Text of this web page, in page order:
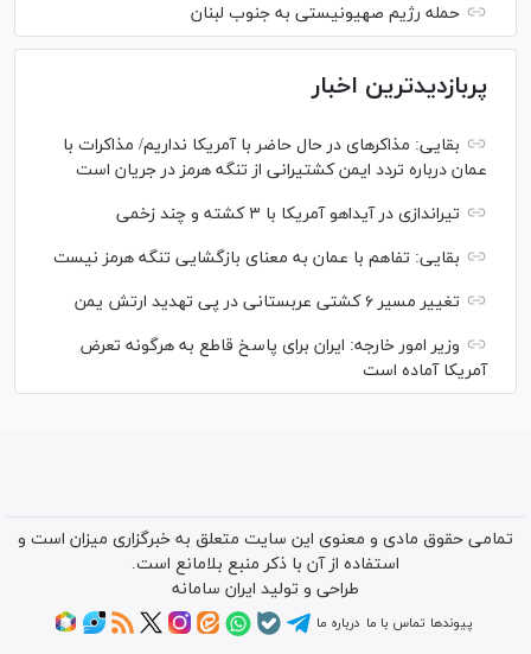
حمله رژیم صهیونیستی به جنوب لبنان
پربازدیدترین اخبار
بقایی: مذاکره‎ای در حال حاضر با آمریکا نداریم/ مذاکرات با
عمان درباره تردد ایمن کشتیرانی از تنگه هرمز در جریان است
تیراندازی در آیداهو آمریکا با ۳ کشته و چند زخمی
بقایی: تفاهم با عمان به معنای بازگشایی تنگه هرمز نیست
تغییر مسیر ۶ کشتی عربستانی در پی تهدید ارتش یمن
وزیر امور خارجه: ایران برای پاسخ قاطع به هرگونه تعرض
آمریکا آماده است
تمامی حقوق مادی و معنوی این سایت متعلق به خبرگزاری میزان است و
استفاده از آن با ذکر منبع بلامانع است.
طراحی و تولید ایران سامانه
پیوندها تماس با ما درباره ما